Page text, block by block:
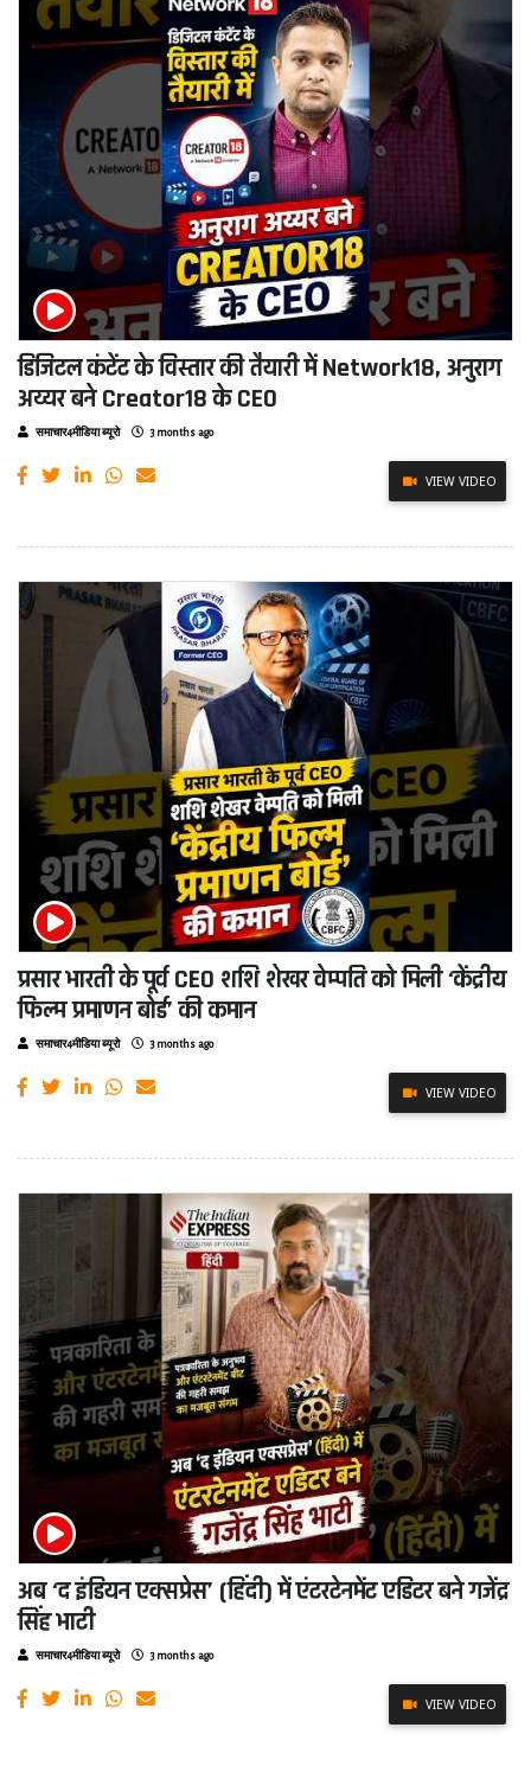
डिजिटल कंटेंट के विस्तार की तैयारी में Network18, अनुराग
अय्यर बने Creator18 के CEO
समाचार4मीडिया ब्यूरो 3 months ago
VIEW VIDEO
प्रसार भारती के पूर्व CEO शशि शेखर वेम्पति को मिली ‘केंद्रीय
फिल्म प्रमाणन बोर्ड’ की कमान
समाचार4मीडिया ब्यूरो 3 months ago
VIEW VIDEO
अब ‘द इंडियन एक्सप्रेस’ (हिंदी) में एंटरटेनमेंट एडिटर बने गजेंद्र
सिंह भाटी
समाचार4मीडिया ब्यूरो 3 months ago
VIEW VIDEO